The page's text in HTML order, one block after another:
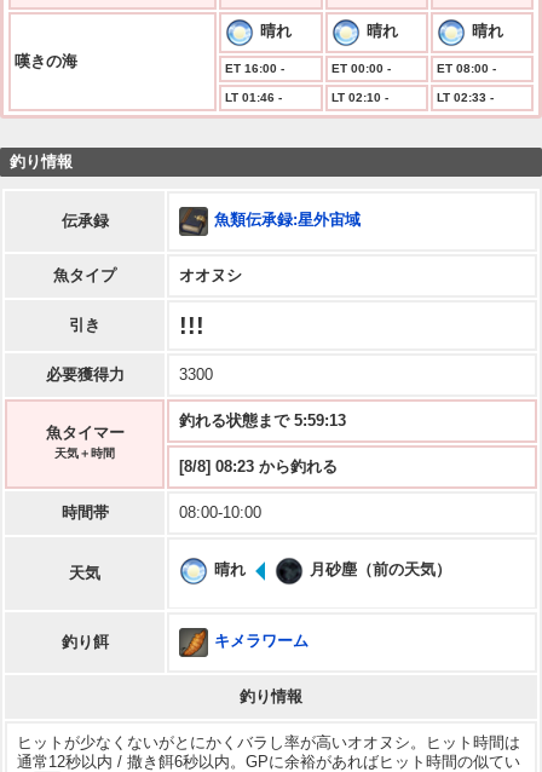
嘆きの海
晴れ 晴れ 晴れ
ET 16:00 - ET 00:00 - ET 08:00 -
LT 01:46 - LT 02:10 - LT 02:33 -
釣り情報
伝承録 魚類伝承録:星外宙域
魚タイプ オオヌシ
引き !!!
必要獲得力 3300
魚タイマー
天気＋時間
釣れる状態まで 5:59:13
[8/8] 08:23 から釣れる
時間帯 08:00-10:00
天気 晴れ 月砂塵（前の天気）
釣り餌 キメラワーム
釣り情報
ヒットが少なくないがとにかくバラし率が高いオオヌシ。ヒット時間は
通常12秒以内 / 撒き餌6秒以内。GPに余裕があればヒット時間の似てい